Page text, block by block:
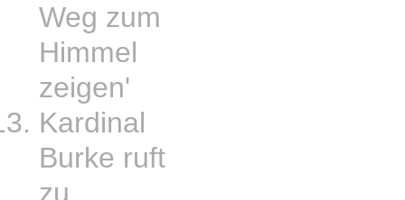
Weg zum
Himmel
zeigen'
Kardinal
Burke ruft
zu